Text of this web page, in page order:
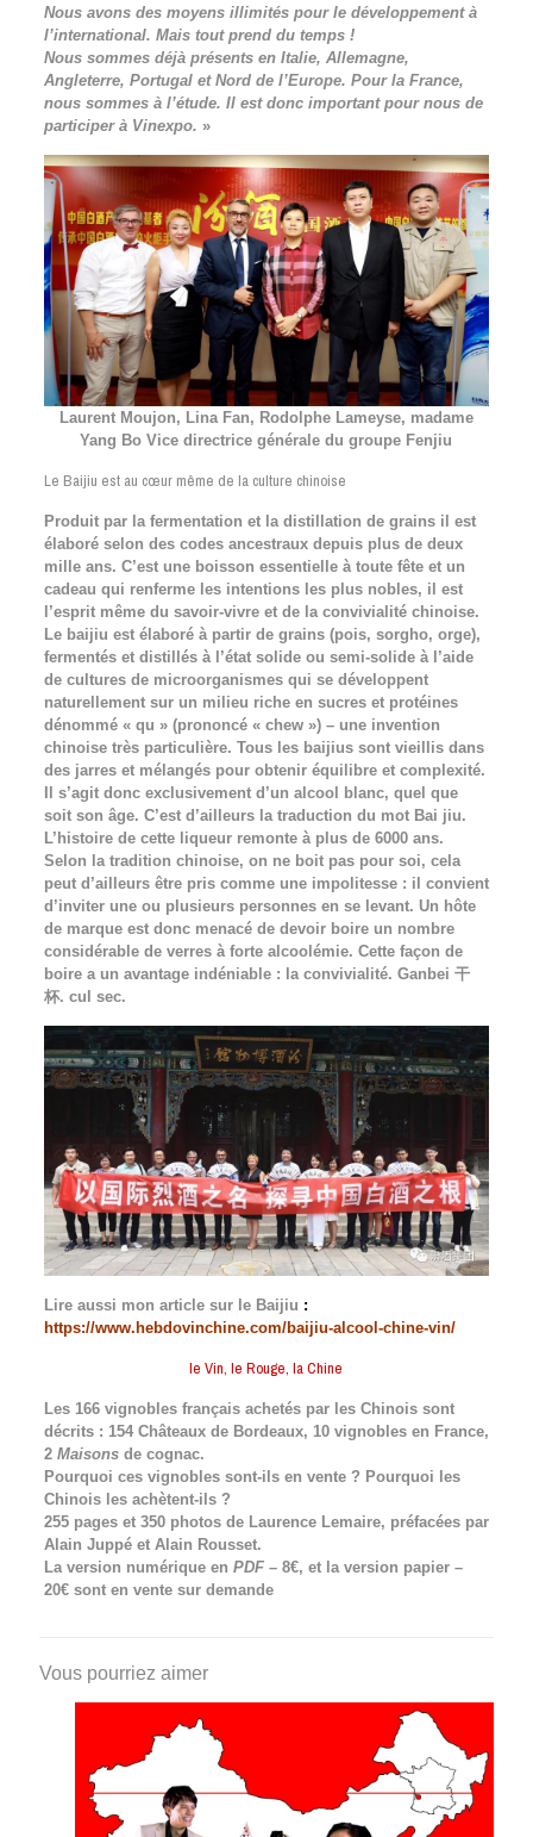
Nous avons des moyens illimités pour le développement à
l’international. Mais tout prend du temps !
Nous sommes déjà présents en Italie, Allemagne,
Angleterre, Portugal et Nord de l’Europe. Pour la France,
nous sommes à l’étude. Il est donc important pour nous de
participer à Vinexpo. »
Laurent Moujon, Lina Fan, Rodolphe Lameyse, madame
Yang Bo Vice directrice générale du groupe Fenjiu
Le Baijiu est au cœur même de la culture chinoise
Produit par la fermentation et la distillation de grains il est
élaboré selon des codes ancestraux depuis plus de deux
mille ans. C’est une boisson essentielle à toute fête et un
cadeau qui renferme les intentions les plus nobles, il est
l’esprit même du savoir-vivre et de la convivialité chinoise.
Le baijiu est élaboré à partir de grains (pois, sorgho, orge),
fermentés et distillés à l’état solide ou semi-solide à l’aide
de cultures de microorganismes qui se développent
naturellement sur un milieu riche en sucres et protéines
dénommé « qu » (prononcé « chew ») – une invention
chinoise très particulière. Tous les baijius sont vieillis dans
des jarres et mélangés pour obtenir équilibre et complexité.
Il s’agit donc exclusivement d’un alcool blanc, quel que
soit son âge. C’est d’ailleurs la traduction du mot Bai jiu.
L’histoire de cette liqueur remonte à plus de 6000 ans.
Selon la tradition chinoise, on ne boit pas pour soi, cela
peut d’ailleurs être pris comme une impolitesse : il convient
d’inviter une ou plusieurs personnes en se levant. Un hôte
de marque est donc menacé de devoir boire un nombre
considérable de verres à forte alcoolémie. Cette façon de
boire a un avantage indéniable : la convivialité. Ganbei 干
杯. cul sec.
Lire aussi mon article sur le Baijiu :
https://www.hebdovinchine.com/baijiu-alcool-chine-vin/
le Vin, le Rouge, la Chine
Les 166 vignobles français achetés par les Chinois sont
décrits : 154 Châteaux de Bordeaux, 10 vignobles en France,
2 Maisonsde cognac.
Pourquoi ces vignobles sont-ils en vente ? Pourquoi les
Chinois les achètent-ils ?
255 pages et 350 photos de Laurence Lemaire, préfacées par
Alain Juppé et Alain Rousset.
La version numérique en PDF– 8€, et la version papier –
20€ sont en vente sur demande
Vous pourriez aimer